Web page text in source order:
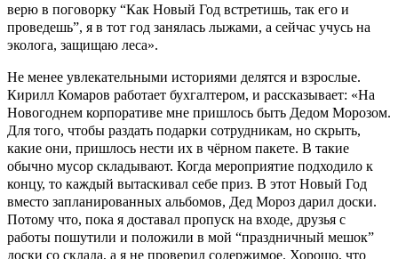
верю в поговорку “Как Новый Год встретишь, так его и
проведешь”, я в тот год занялась лыжами, а сейчас учусь на
эколога, защищаю леса».
Не менее увлекательными историями делятся и взрослые.
Кирилл Комаров работает бухгалтером, и рассказывает: «На
Новогоднем корпоративе мне пришлось быть Дедом Морозом.
Для того, чтобы раздать подарки сотрудникам, но скрыть,
какие они, пришлось нести их в чёрном пакете. В такие
обычно мусор складывают. Когда мероприятие подходило к
концу, то каждый вытаскивал себе приз. В этот Новый Год
вместо запланированных альбомов, Дед Мороз дарил доски.
Потому что, пока я доставал пропуск на входе, друзья с
работы пошутили и положили в мой “праздничный мешок”
доски со склада, а я не проверил содержимое. Хорошо, что